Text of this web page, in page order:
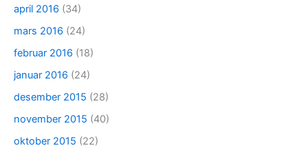
april 2016 (34)
mars 2016 (24)
februar 2016 (18)
januar 2016 (24)
desember 2015 (28)
november 2015 (40)
oktober 2015 (22)